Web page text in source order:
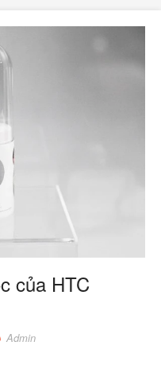
của HTC
Admin